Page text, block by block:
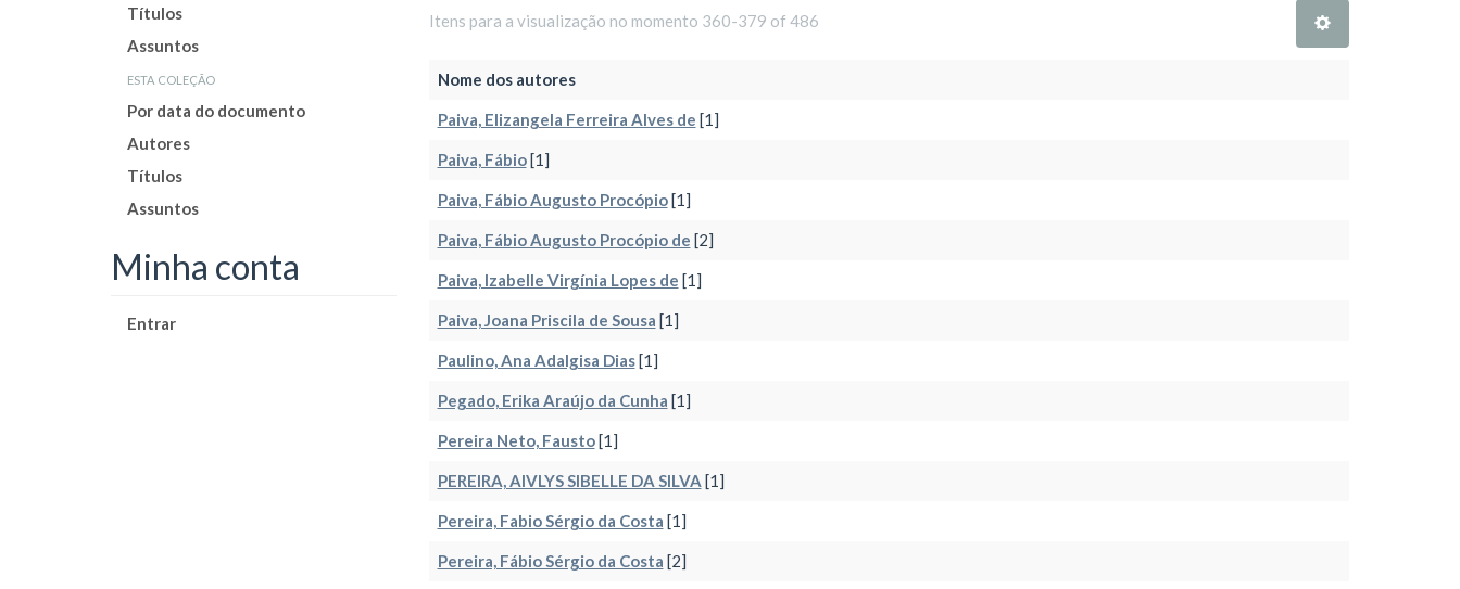
Títulos
Assuntos
esta coleção
Por data do documento
Autores
Títulos
Assuntos
Minha conta
Entrar
Itens para a visualização no momento 360-379 of 486
Nome dos autores
Paiva, Elizangela Ferreira Alves de [1]
Paiva, Fábio[1]
Paiva, Fábio Augusto Procópio[1]
Paiva, Fábio Augusto Procópio de [2]
Paiva, Izabelle Virgínia Lopes de [1]
Paiva, Joana Priscila de Sousa [1]
Paulino, Ana Adalgisa Dias[1]
Pegado, Erika Araújo da Cunha [1]
Pereira Neto, Fausto[1]
PEREIRA, AIVLYS SIBELLE DA SILVA [1]
Pereira, Fabio Sérgio da Costa [1]
Pereira, Fábio Sérgio da Costa [2]